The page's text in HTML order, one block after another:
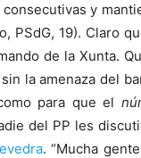
y
PSdG, 19). Claro
de la Xunta.
la amenaza del
para que el
del PP les
. “Mucha